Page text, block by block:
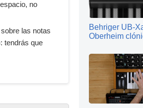
no
las notas
tendrás que
Behriger UB-
Oberheim